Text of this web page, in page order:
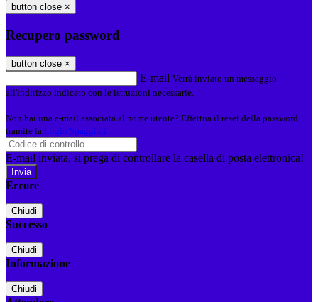
button close ×
Recupero password
button close ×
E-mail Verrà inviato un messaggio
all'indirizzo indicato con le istruzioni necessarie.
Non hai una e-mail associata al nome utente? Effettua il reset della password
tramite la Login Spaggiari
E-mail inviata, si prega di controllare la casella di posta elettronica!
Errore
Chiudi
Successo
Chiudi
Informazione
Chiudi